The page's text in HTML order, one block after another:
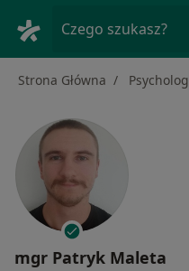
Czego szukasz?
Strona Główna Psycholog
mgr Patryk Maleta